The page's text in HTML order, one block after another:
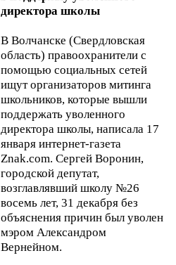
директора школы
В Волчанске (Свердловская
область) правоохранители с
помощью социальных сетей
ищут организаторов митинга
школьников, которые вышли
поддержать уволенного
директора школы, написала 17
января интернет-газета
Znak.com. Сергей Воронин,
городской депутат,
возглавлявший школу №26
восемь лет, 31 декабря без
объяснения причин был уволен
мэром Александром
Вернейном.